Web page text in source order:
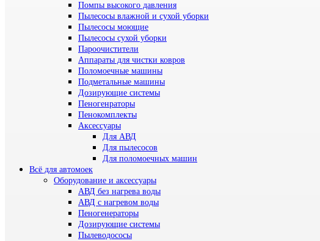
Помпы высокого давления
Пылесосы влажной и сухой уборки
Пылесосы моющие
Пылесосы сухой уборки
Пароочистители
Аппараты для чистки ковров
Поломоечные машины
Подметальные машины
Дозирующие системы
Пеногенраторы
Пенокомплекты
Аксессуары
Для АВД
Для пылесосов
Для поломоечных машин
Всё для автомоек
Оборудование и аксессуары
АВД без нагрева воды
АВД с нагревом воды
Пеногенераторы
Дозирующие системы
Пылеводососы